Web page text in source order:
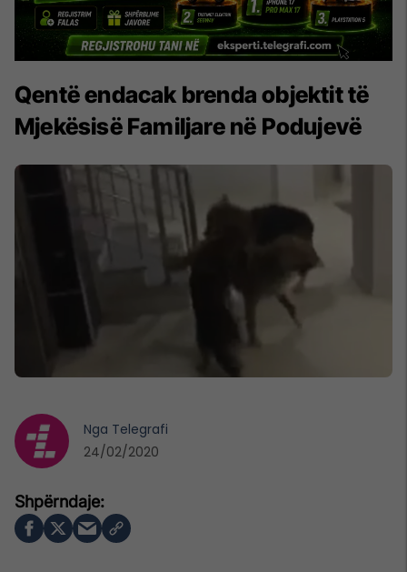
Qentë endacak brenda objektit të
Mjekësisë Familjare në Podujevë
Nga Telegrafi
24/02/2020